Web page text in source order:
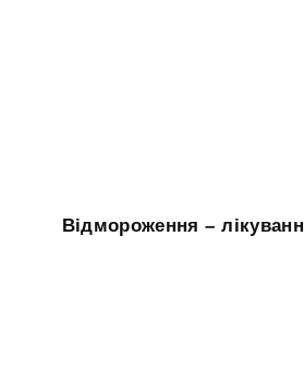
Відмороження –